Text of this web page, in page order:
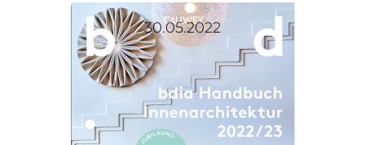
30.05.2022